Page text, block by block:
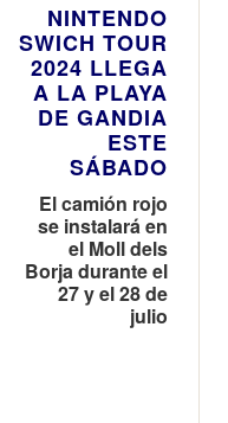
NINTENDO
SWICH TOUR
2024 LLEGA
A LA PLAYA
DE GANDIA
ESTE
SÁBADO
El camión rojo
se instalará en
el Moll dels
Borja durante el
27 y el 28 de
julio